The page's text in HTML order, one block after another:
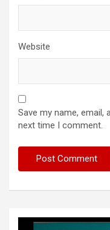
Website
Save my name,
next time I comment.